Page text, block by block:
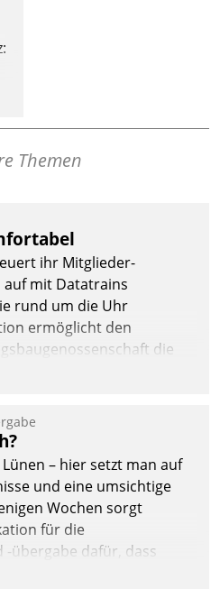
Themen
ihr Mitglieder-
auf mit Datatrains
rund um die Uhr
ermöglicht den
die
Tablet oder PC.
– hier setzt man auf
und eine umsichtige
Wochen sorgt
für die
übergabe dafür, dass
und, so es sein muss,